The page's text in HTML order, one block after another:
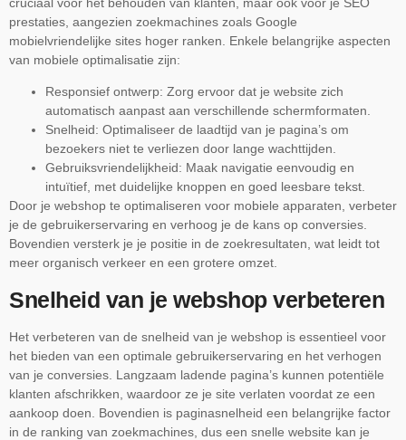
prestaties, aangezien zoekmachines zoals Google
mobielvriendelijke sites hoger ranken. Enkele belangrijke aspecten
van mobiele optimalisatie zijn:
Responsief ontwerp: Zorg ervoor dat je website zich
automatisch aanpast aan verschillende schermformaten.
Snelheid: Optimaliseer de laadtijd van je pagina’s om
bezoekers niet te verliezen door lange wachttijden.
Gebruiksvriendelijkheid: Maak navigatie eenvoudig en
intuïtief, met duidelijke knoppen en goed leesbare tekst.
Door je webshop te optimaliseren voor mobiele apparaten, verbeter
je de gebruikerservaring en verhoog je de kans op conversies.
Bovendien versterk je je positie in de zoekresultaten, wat leidt tot
meer organisch verkeer en een grotere omzet.
Snelheid van je webshop verbeteren
Het verbeteren van de snelheid van je webshop is essentieel voor
het bieden van een optimale gebruikerservaring en het verhogen
van je conversies. Langzaam ladende pagina’s kunnen potentiële
klanten afschrikken, waardoor ze je site verlaten voordat ze een
aankoop doen. Bovendien is paginasnelheid een belangrijke factor
in de ranking van zoekmachines, dus een snelle website kan je